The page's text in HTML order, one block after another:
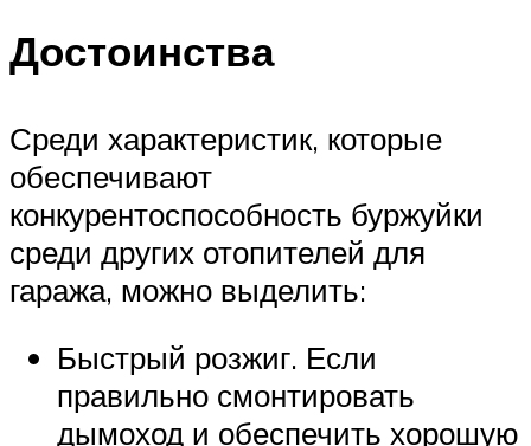
Достоинства
Среди характеристик, которые
обеспечивают
конкурентоспособность буржуйки
среди других отопителей для
гаража, можно выделить:
Быстрый розжиг. Если
правильно смонтировать
дымоход и обеспечить хорошую